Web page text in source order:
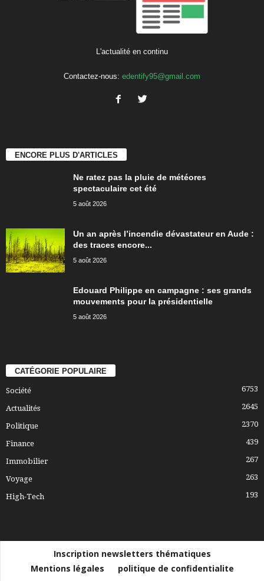
L'actualité en continu
Contactez-nous: edentify95@gmail.com
ENCORE PLUS D'ARTICLES
Ne ratez pas la pluie de météores
spectaculaire cet été
5 août 2026
Un an après l’incendie dévastateur en Aude :
des traces encore...
5 août 2026
Edouard Philippe en campagne : ses grands
mouvements pour la présidentielle
5 août 2026
CATÉGORIE POPULAIRE
Société 6753
Actualités 2645
Politique 2370
Finance 439
Immobilier 267
Voyage 263
High-Tech 193
Inscription newsletters thématiques
Mentions légales
politique de confidentialite